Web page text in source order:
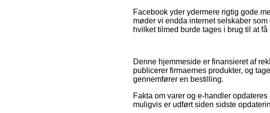
Facebook yder ydermere rigtig gode
møder vi endda internet selskaber
hvilket tilmed burde tages i brug til at
Denne hjemmeside er finansieret af
publicerer firmaernes produkter, og
gennemfører en bestilling.
Fakta om varer og e-handler
muligvis er udført siden sidste